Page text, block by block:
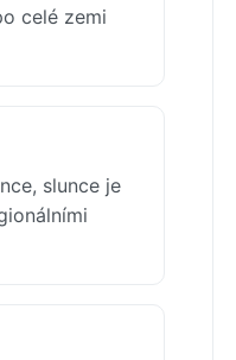
celé zemi
slunce je